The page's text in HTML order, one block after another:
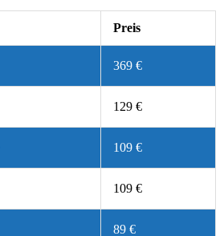
Preis
369 €
129 €
109 €
109 €
89 €